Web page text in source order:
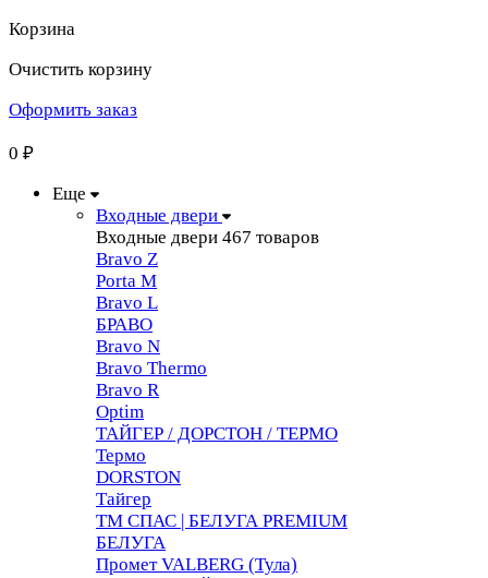
Корзина
Очистить корзину
Оформить заказ
0 ₽
Еще
Входные двери
Входные двери 467 товаров
Bravo Z
Porta М
Bravo L
БРАВО
Bravo N
Bravo Thermo
Bravo R
Optim
ТАЙГЕР / ДОРСТОН / ТЕРМО
Термо
DORSTON
Тайгер
ТМ СПАС | БЕЛУГА PREMIUM
БЕЛУГА
Промет VALBERG (Тула)